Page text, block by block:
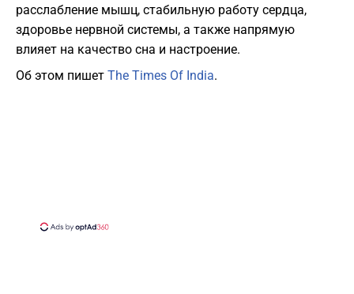
расслабление мышц, стабильную работу сердца,
здоровье нервной системы, а также напрямую
влияет на качество сна и настроение.
Об этом пишет The Times Of India.